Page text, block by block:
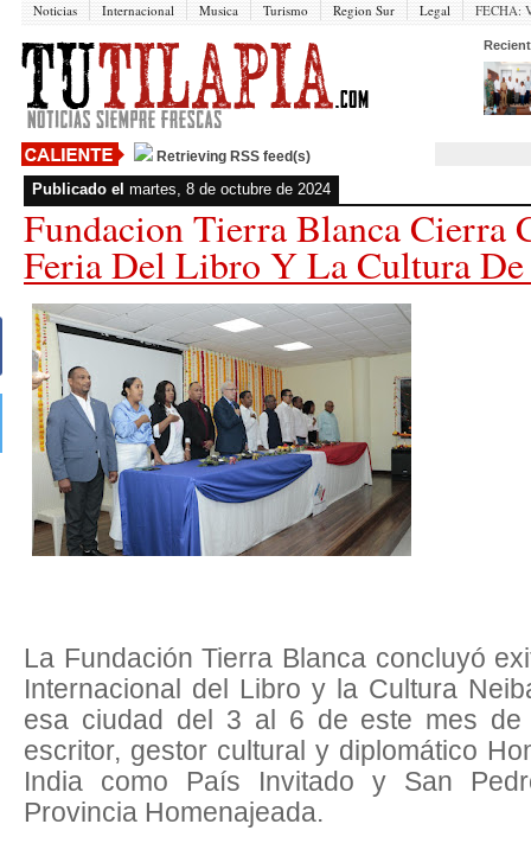
Noticias Internacional Musica Turismo Region Sur Legal FECHA:
Retrieving RSS feed(s)
Publicado el martes, 8 de octubre de 2024
Fundacion Tierra Blanca Cierra
Feria Del Libro Y La Cultura
La Fundación Tierra Blanca concluyó
Internacional del Libro y la Cultura
esa ciudad del 3 al 6 de este mes de
escritor, gestor cultural y diplomático
India como País Invitado y San
Provincia Homenajeada.